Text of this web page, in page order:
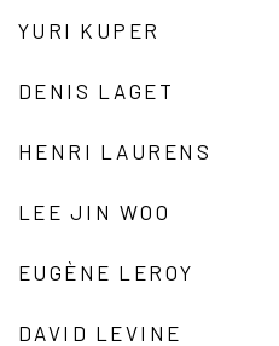
YURI KUPER
DENIS LAGET
HENRI LAURENS
LEE JIN WOO
EUGÈNE LEROY
DAVID LEVINE